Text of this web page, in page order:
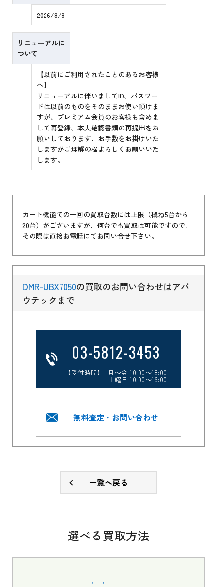
2026/8/8
リニューアルに
ついて
【以前にご利用されたことのあるお客様
へ】
リニューアルに伴いましてID、パスワー
ドは以前のものをそのままお使い頂けま
すが、プレミアム会員のお客様も含めま
して再登録、本人確認書類の再提出をお
願いしております、お手数をお掛けいた
しますがご理解の程よろしくお願いいた
します。
カート機能での一回の買取台数には上限（概ね5台から
20台）がございますが、何台でも買取は可能ですので、
その際は直接お電話にてお問い合せ下さい。
DMR-UBX7050の買取のお問い合わせはアバ
ウテックまで
03-5812-3453
【受付時間】 月～金 10:00～18:00
土曜日 10:00～16:00
無料査定・お問い合わせ
一覧へ戻る
選べる買取方法